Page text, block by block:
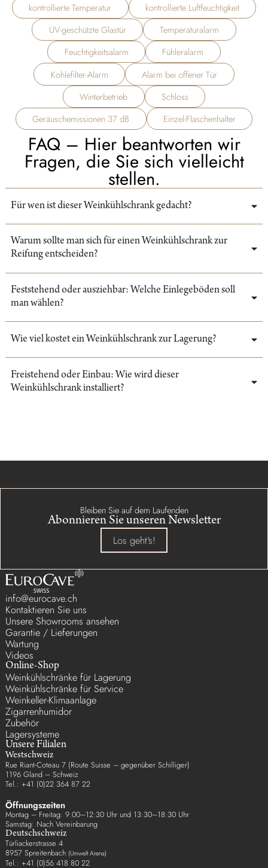
kontrollierte Temperatur
kontrollierte Luftfeuchtigkeit
UV-geschützte Glastür
Temperaturalarm
Feuchtigkeitsalarm
Fühleralarm
Kohlefilter-Alarm
Alarm bei offener Tür
Winterbetrieb
Schloss
Geräuschemissionen 37 dB
Einzel-Flaschenhalter
FAQ – Hier beantworten wir
Fragen, die Sie sich vielleicht
stellen.
Für wen ist dieser Weinkühlschrank gedacht?
Warum sollte man sich für einen Weinkühlschrank zur
Reifung entscheiden?
Feststehend oder ausziehbar: Welche Einlegeböden soll
man wählen?
Wie viel kostet ein Weinkühlschrank zur Lagerung?
Freistehend oder Einbau: Wie wird dieser
Weinkühlschrank installiert?
Bleiben Sie auf dem Laufenden
Abonnieren Sie unseren Newsletter
Los geht's!
info@eurocave.ch
Kontaktieren Sie uns
Unsere Showrooms ansehen
Garantie / Lieferungen
Wartung
Videos
Online-Shop
Weinkühlschränke für Lagerung
Weinkühlschränke für Service
Weinkeller-Klimaanlage
Zigarrenhumidor
Zubehör
Lagersysteme
Unsere Filialen
Westschweiz
Rue Riant-Coteau 7 (Route Suisse – gegenüber Schilliger)
1196 Gland – Schweiz
Tel.: +41 (0)22 364 87 22
Öffnungszeiten
Montag – Freitag: 9:00–12:30 Uhr und 13:30–18:30 Uhr
Samstag: Nach Vereinbarung
Deutschschweiz
Türliackerstrasse 4
8957 Spreitenbach (Umwelt Arena)
Tel.: +41 (0)56 418 80 22